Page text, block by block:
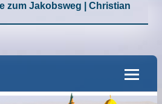
zum Jakobsweg | Christian